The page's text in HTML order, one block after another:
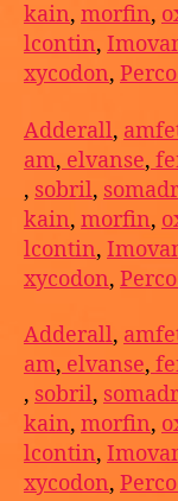
kain, morfin,
lcontin,
xycodon,
Adderall,
am, elvanse,
, sobril,
kain, morfin,
lcontin,
xycodon,
Adderall,
am, elvanse,
, sobril,
kain, morfin,
lcontin,
xycodon,